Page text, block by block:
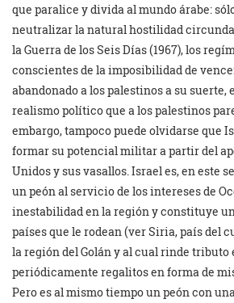
que paralice y divida al mundo árabe:
neutralizar la natural hostilidad
la Guerra de los Seis Días (1967), los
conscientes de la imposibilidad de
abandonado a los palestinos a su suerte,
realismo político que a los palestinos
embargo, tampoco puede olvidarse que
formar su potencial militar a partir del
Unidos y sus vasallos. Israel es, en este
un peón al servicio de los intereses de
inestabilidad en la región y constituye
países que le rodean (ver Siria, país del
la región del Golán y al cual rinde tributo
periódicamente regalitos en forma de
Pero es al mismo tiempo un peón con